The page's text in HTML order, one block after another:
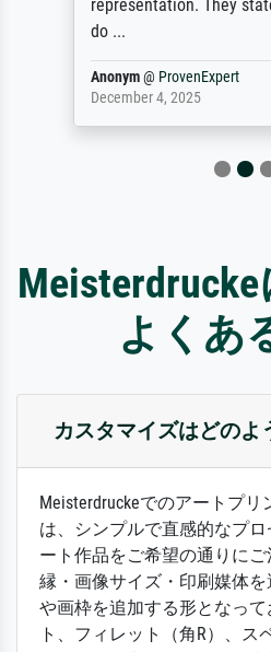
representation. They
do ...
Anonym@ ProvenExpert
December 4, 2025
よくあ
カスタマイズはどのよ
Meisterdruckeでのアートプ
は、シンプルで直感的なプ
ート作品をご希望の通りに
縁・画像サイズ・印刷媒体
や画枠を追加する形となっ
ト、フィレット（角R）、ス